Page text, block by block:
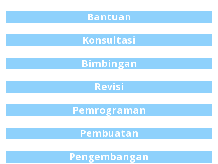
Bantuan
Konsultasi
Bimbingan
Revisi
Pemrograman
Pembuatan
Pengembangan